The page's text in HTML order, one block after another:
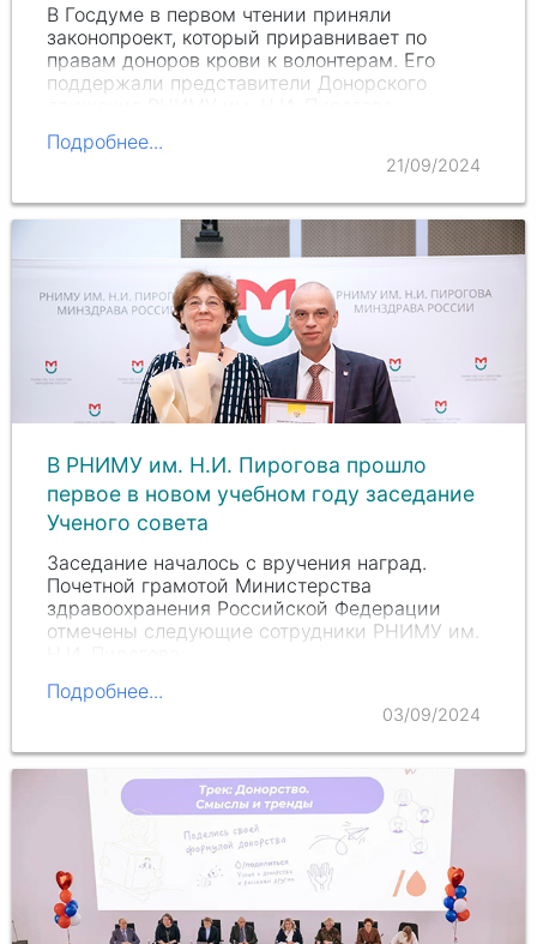
В Госдуме в первом чтении приняли
законопроект, который приравнивает по
правам доноров крови к волонтерам. Его
поддержали представители Донорского
Подробнее...
21/09/2024
В РНИМУ им. Н.И. Пирогова прошло
первое в новом учебном году заседание
Ученого совета
Заседание началось с вручения наград.
Почетной грамотой Министерства
здравоохранения Российской Федерации
отмечены следующие сотрудники РНИМУ им.
Татьяна Вячеславовна Мачнева
заведующий кафедрой физики и
Подробнее...
03/09/2024